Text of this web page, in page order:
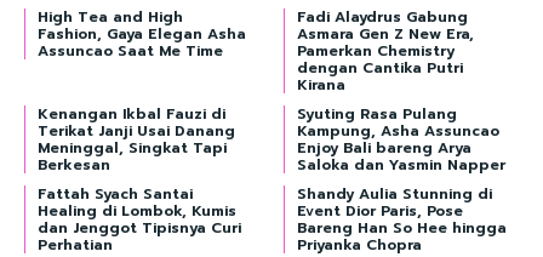
High Tea and High
Fashion, Gaya Elegan Asha
Assuncao Saat Me Time
Fadi Alaydrus Gabung
Asmara Gen Z New Era,
Pamerkan Chemistry
dengan Cantika Putri
Kirana
Kenangan Ikbal Fauzi di
Terikat Janji Usai Danang
Meninggal, Singkat Tapi
Berkesan
Syuting Rasa Pulang
Kampung, Asha Assuncao
Enjoy Bali bareng Arya
Saloka dan Yasmin Napper
Fattah Syach Santai
Healing di Lombok, Kumis
dan Jenggot Tipisnya Curi
Perhatian
Shandy Aulia Stunning di
Event Dior Paris, Pose
Bareng Han So Hee hingga
Priyanka Chopra